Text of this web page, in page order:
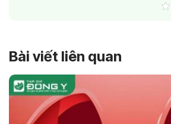
Bài viết liên quan